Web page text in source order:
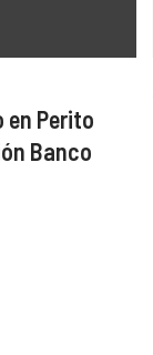
Perito
Banco